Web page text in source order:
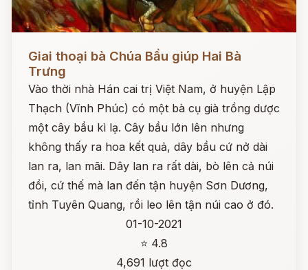
Giai thoại bà Chúa Bầu giúp Hai Bà
Trưng
Vào thời nhà Hán cai trị Việt Nam, ở huyện Lập
Thạch (Vĩnh Phúc) có một bà cụ già trồng dược
một cây bầu kì lạ. Cây bầu lớn lên nhưng
không thấy ra hoa kết quả, dây bầu cứ nở dài
lan ra, lan mãi. Dây lan ra rất dài, bò lên cả núi
đồi, cứ thế mà lan đến tận huyện Sơn Dương,
tỉnh Tuyên Quang, rồi leo lên tận núi cao ở đó.
01-10-2021
⭐ 4.8
4,691 lượt đọc